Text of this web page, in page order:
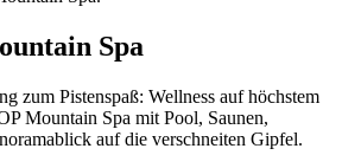
Spa
zum Pistenspaß: Wellness auf höchstem
Mountain Spa mit Pool, Saunen,
auf die verschneiten Gipfel.